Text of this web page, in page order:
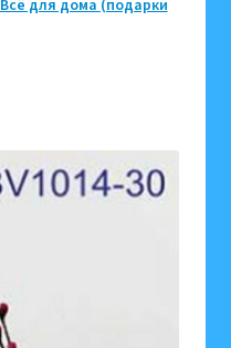
Всё для дома (подарки